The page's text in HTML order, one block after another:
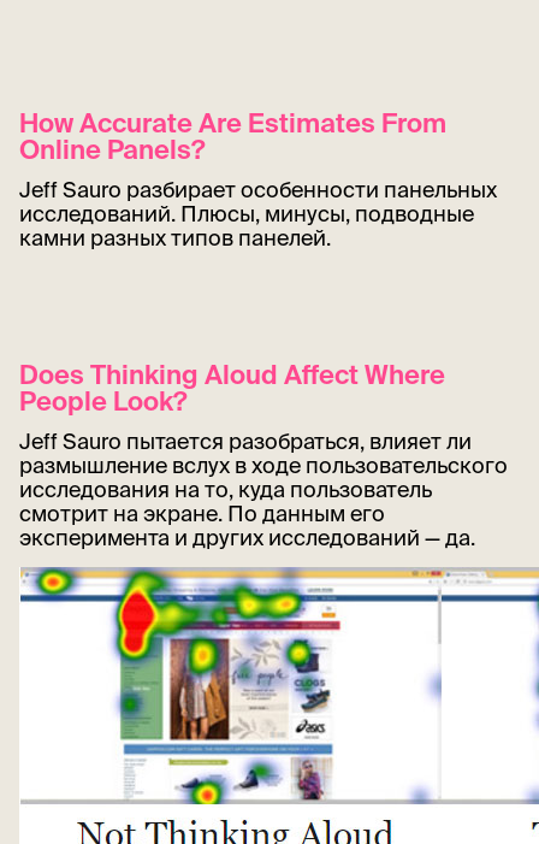
How Accurate Are Estimates From
Online Panels?
Jeff Sauro разбирает особенности панельных
исследований. Плюсы, минусы, подводные
камни разных типов панелей.
Does Thinking Aloud Affect Where
People Look?
Jeff Sauro пытается разобраться, влияет ли
размышление вслух в ходе пользовательского
исследования на то, куда пользователь
смотрит на экране. По данным его
эксперимента и других исследований — да.